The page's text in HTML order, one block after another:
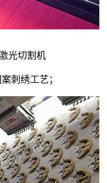
光切割机
刺绣工艺；